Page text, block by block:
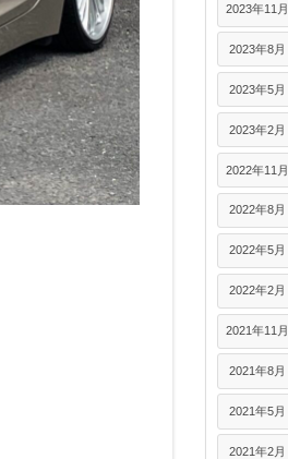
2023年11月
2023年8月
2023年5月
2023年2月
2022年11月
2022年8月
2022年5月
2022年2月
2021年11月
2021年8月
2021年5月
2021年2月